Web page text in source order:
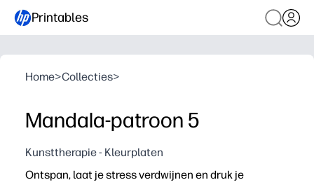
Printables
Home>Collecties>
Mandala-patroon 5
Kunsttherapie - Kleurplaten
Ontspan, laat je stress verdwijnen en druk je